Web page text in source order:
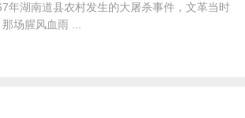
道县农村发生的大屠杀事件，文革当时
场腥风血雨 ...